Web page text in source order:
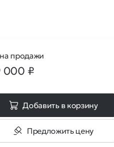
продажи
000 ₽
Добавить в корзину
Предложить цену